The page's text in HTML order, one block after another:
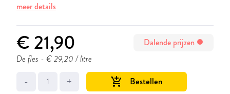
meer details
€ 21,90 Dalende prijzen info
De fles - € 29,20 / litre
- + add_shopping_cart Bestellen